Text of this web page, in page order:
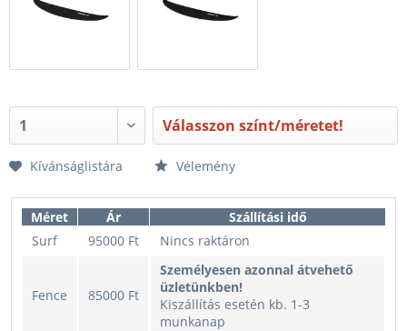
Válasszon színt/méretet!
Kívánságlistára Vélemény
Méret Ár
Szállítási idő
Surf
95000 Ft Nincs raktáron
Fence 85000 Ft
Személyesen azonnal átvehető
üzletünkben!
Kiszállítás esetén kb. 1-3
munkanap